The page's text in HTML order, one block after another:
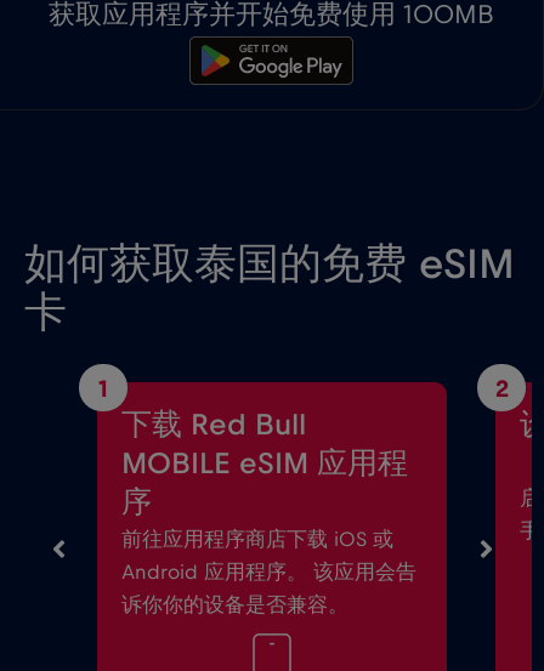
获取应用程序并开始免费使用 100MB
如何获取泰国的免费 eSIM
卡
1
下载 Red Bull
MOBILE eSIM 应用程
序
前往应用程序商店下载 iOS 或
Android 应用程序。 该应用会告
诉你你的设备是否兼容。
2
手